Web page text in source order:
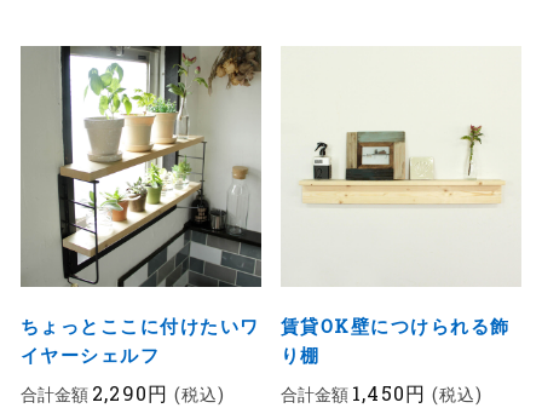
ちょっとここに付けたいワ
イヤーシェルフ
合計金額 2,290円 (税込)
賃貸OK壁につけられる飾
り棚
合計金額 1,450円 (税込)